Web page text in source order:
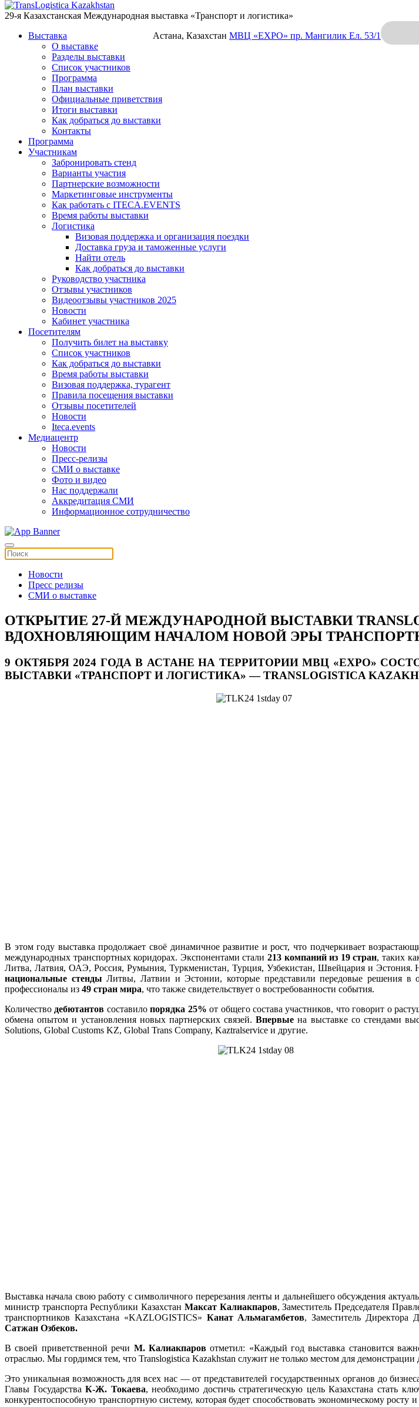
29-я Казахстанская Международная выставка «Транспорт и логистика»
Астана, Казахстан МВЦ «EXPO» пр. Мангилик Ел. 53/1
Выставка
О выставке
Разделы выставки
Список участников
Программа
План выставки
Официальные приветствия
Итоги выставки
Как добраться до выставки
Контакты
Программа
Участникам
Забронировать стенд
Варианты участия
Партнерские возможности
Маркетинговые инструменты
Как работать с ITECA.EVENTS
Время работы выставки
Логистика
Визовая поддержка и организация поездки
Доставка груза и таможенные услуги
Найти отель
Как добраться до выставки
Руководство участника
Отзывы участников
Видеоотзывы участников 2025
Новости
Кабинет участника
Посетителям
Получить билет на выставку
Список участников
Как добраться до выставки
Время работы выставки
Визовая поддержка, турагент
Правила посещения выставки
Отзывы посетителей
Новости
Iteca.events
Медиацентр
Новости
Пресс-релизы
СМИ о выставке
Фото и видео
Нас поддержали
Аккредитация СМИ
Информационное сотрудничество
Новости
Пресс релизы
СМИ о выставке
ОТКРЫТИЕ 27-Й МЕЖДУНАРОДНОЙ ВЫСТАВКИ
ВДОХНОВЛЯЮЩИМ НАЧАЛОМ НОВОЙ ЭРЫ
9 ОКТЯБРЯ 2024 ГОДА В АСТАНЕ НА ТЕРРИТОРИИ МВЦ «EXPO»
ВЫСТАВКИ «ТРАНСПОРТ И ЛОГИСТИКА» —TRANSLOGISTICA
В этом году выставка продолжает своё динамичное развитие и рост, что подчеркивает
международных транспортных коридорах. Экспонентами стали 213 компаний из 19 стран, таких
Литва, Латвия, ОАЭ, Россия, Румыния, Туркменистан, Турция, Узбекистан, Швейцария и
национальные стенды Литвы, Латвии и Эстонии, которые представили передовые решения в
профессионалы из 49 стран мира, что также свидетельствует о востребованности события.
Количество дебютантов составилопорядка 25%от общего состава участников, что говорит о
обмена опытом и установления новых партнерских связей.Впервые на выставке со стендами
Solutions, Global Customs KZ, Global Trans Company, Kaztralservice и другие.
Выставка начала свою работу с символичного перерезания ленты и дальнейшего обсуждения
министр транспорта Республики Казахстан Максат Калиакпаров, Заместитель Председателя
транспортников Казахстана «KAZLOGISTICS» Канат Альмагамбетов, Заместитель Директора
Сатжан Озбеков.
В своей приветственной речи М. Калиакпаровотметил: «Каждый год выставка становится
отраслью. Мы гордимся тем, что Translogistica Kazakhstan служит не только местом для
Это уникальная возможность для всех нас — от представителей государственных органов до
Главы ГосударстваК-Ж. Токаева, необходимо достичь стратегическую цель Казахстана стать
конкурентоспособную транспортную систему, которая будет способствовать экономическому